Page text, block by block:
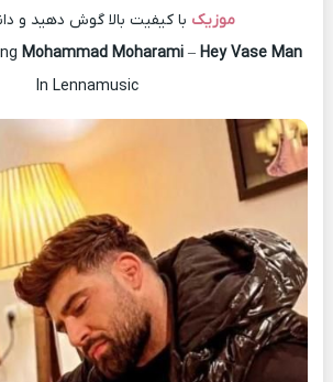
موزیک با کیفیت بالا گوش دهید و
Mohammad Moharami– Hey Vase Man
In Lennamusic